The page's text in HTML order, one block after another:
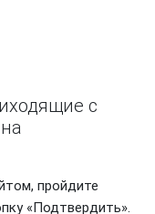
с
пройдите
«Подтвердить».